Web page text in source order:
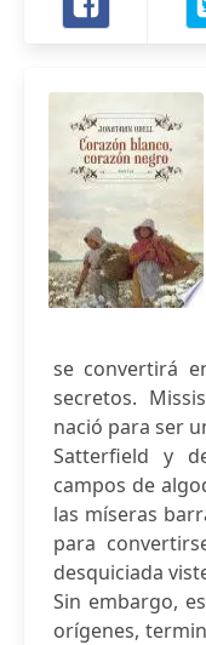
se convertirá
secretos.
nació para ser
Satterfield y
campos de
las míseras
para
desquiciada
Sin embargo,
orígenes,